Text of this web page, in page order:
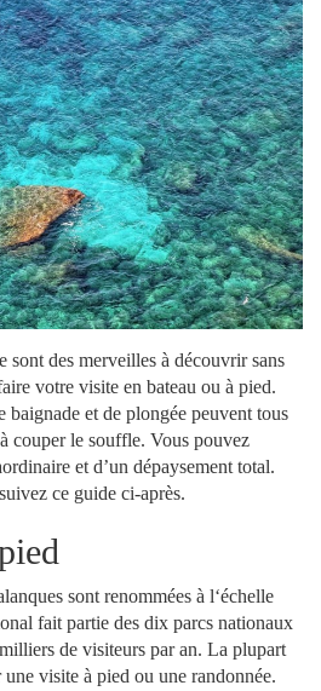
sont des merveilles à découvrir sans
votre visite en bateau ou à pied.
baignade et de plongée peuvent tous
couper le souffle. Vous pouvez
et d’un dépaysement total.
ce guide ci-après.
sont renommées à l‘échelle
fait partie des dix parcs nationaux
de visiteurs par an. La plupart
visite à pied ou une randonnée.